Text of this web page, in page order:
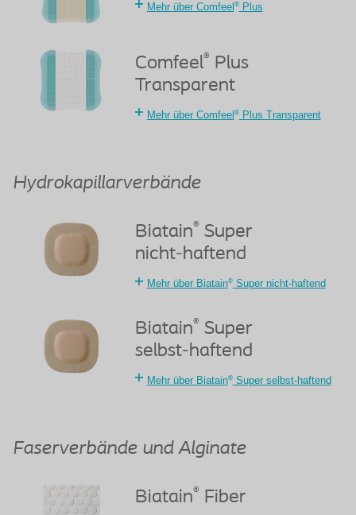
Mehr über Comfeel ®Plus
Comfeel® Plus
Transparent
Mehr über Comfeel ®Plus Transparent
Hydrokapillarverbände
Biatain® Super
nicht-haftend
Mehr über Biatain®Super nicht-haftend
Biatain® Super
selbst-haftend
Mehr über Biatain®Super selbst-haftend
Faserverbände und Alginate
Biatain® Fiber